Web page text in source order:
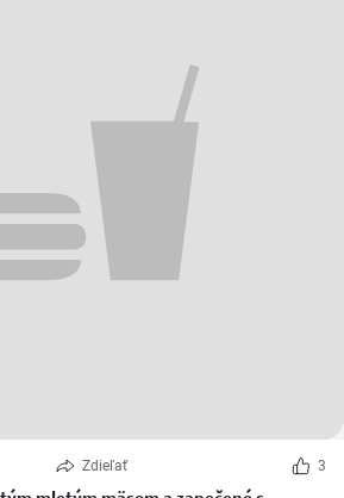
Zdieľať 3